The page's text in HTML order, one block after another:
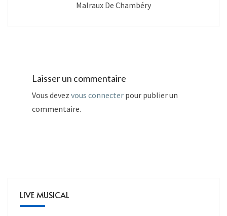
Malraux De Chambéry
Laisser un commentaire
Vous devez vous connecter pour publier un
commentaire.
LIVE MUSICAL